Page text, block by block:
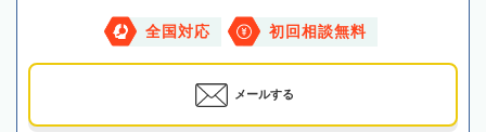
全国対応 初回相談無料
メールする